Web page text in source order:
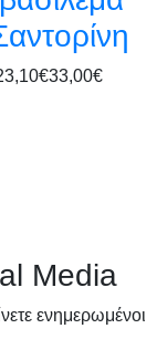
33,00€
Media
ενημερωμένοι